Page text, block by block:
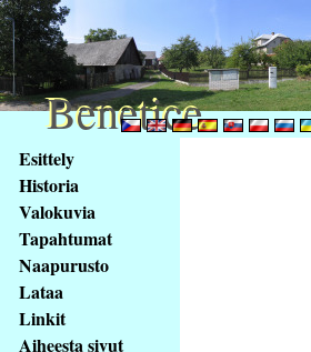
obsah
stránky
Klávesové
zkratky
tomto
webu
Esittely
Historia
Valokuvia
Tapahtumat
Naapurusto
Lataa
Linkit
Aiheesta sivut
Benetice
Benetice